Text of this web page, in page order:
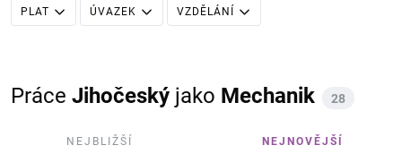
PLAT ÚVAZEK VZDĚLÁNÍ
Práce Jihočeský jako Mechanik 28
NEJBLIŽŠÍ NEJNOVĚJŠÍ